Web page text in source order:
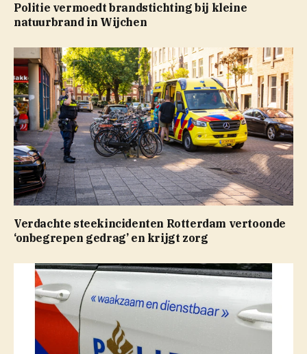
Politie vermoedt brandstichting bij kleine
natuurbrand in Wijchen
Verdachte steekincidenten Rotterdam vertoonde
‘onbegrepen gedrag’ en krijgt zorg